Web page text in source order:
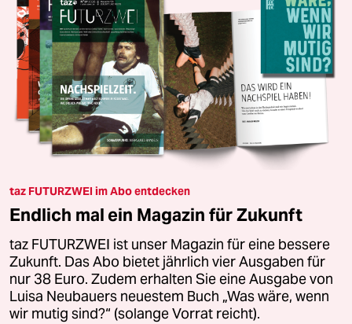
taz FUTURZWEI im Abo entdecken
Endlich mal ein Magazin für Zukunft
taz FUTURZWEI ist unser Magazin für eine bessere
Zukunft. Das Abo bietet jährlich vier Ausgaben für
nur 38 Euro. Zudem erhalten Sie eine Ausgabe von
Luisa Neubauers neuestem Buch „Was wäre, wenn
wir mutig sind?“ (solange Vorrat reicht).